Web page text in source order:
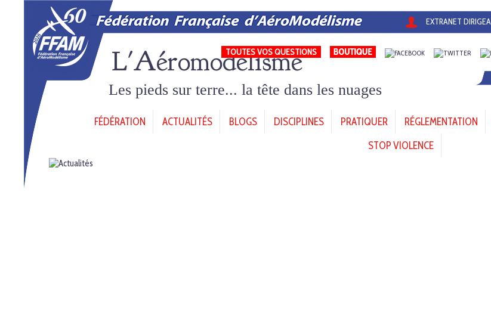
EXTRANET
TOUTES VOS QUESTIONS
L'Aéromodélisme
Les pieds sur terre... la tête dans les nuages
FÉDÉRATION ACTUALITÉS BLOGS DISCIPLINES PRATIQUER RÉGLEMENTATION
STOP VIOLENCE